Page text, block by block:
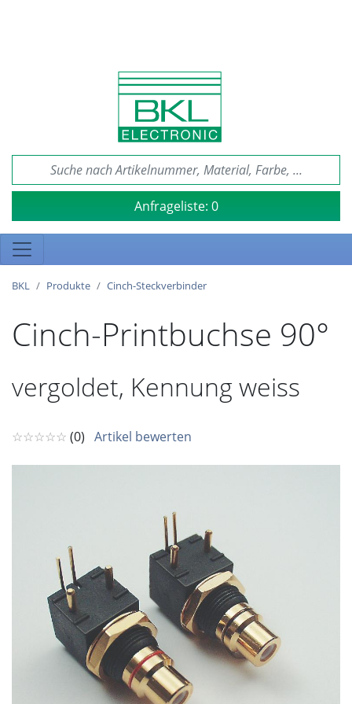
Anfrageliste: 0
BKL Produkte Cinch-Steckverbinder
Cinch-Printbuchse 90°
vergoldet, Kennung weiss
☆☆☆☆☆ (0) Artikel bewerten